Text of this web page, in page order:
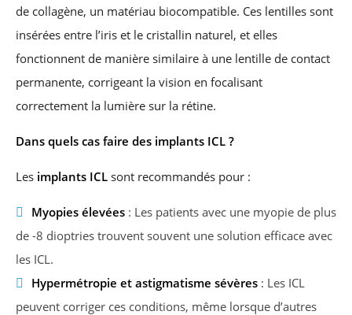
de collagène, un matériau biocompatible. Ces lentilles sont
insérées entre l’iris et le cristallin naturel, et elles
fonctionnent de manière similaire à une lentille de contact
permanente, corrigeant la vision en focalisant
correctement la lumière sur la rétine.
Dans quels cas faire des implants ICL ?
Les implants ICL sont recommandés pour :
Myopies élevées : Les patients avec une myopie de plus
de -8 dioptries trouvent souvent une solution efficace avec
les ICL.
Hypermétropie et astigmatisme sévères : Les ICL
peuvent corriger ces conditions, même lorsque d’autres